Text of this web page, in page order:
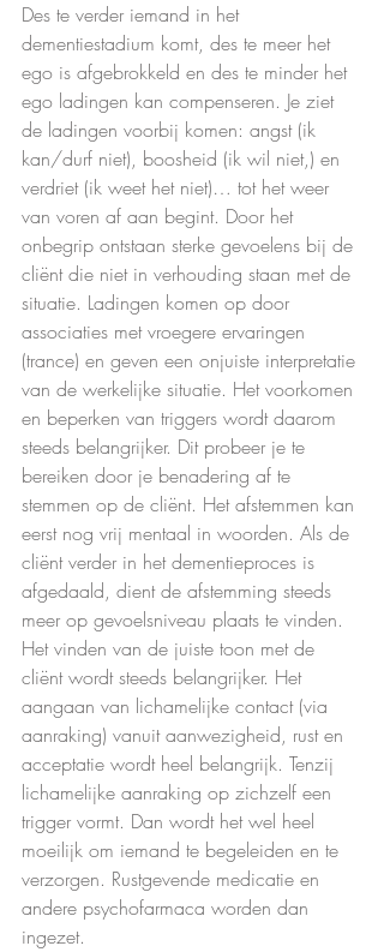
Des te verder iemand in het
dementiestadium komt, des te meer het
ego is afgebrokkeld en des te minder het
ego ladingen kan compenseren. Je ziet
de ladingen voorbij komen: angst (ik
kan/durf niet), boosheid (ik wil niet,) en
verdriet (ik weet het niet)… tot het weer
van voren af aan begint. Door het
onbegrip ontstaan sterke gevoelens bij de
cliënt die niet in verhouding staan met de
situatie. Ladingen komen op door
associaties met vroegere ervaringen
(trance) en geven een onjuiste interpretatie
van de werkelijke situatie. Het voorkomen
en beperken van triggers wordt daarom
steeds belangrijker. Dit probeer je te
bereiken door je benadering af te
stemmen op de cliënt. Het afstemmen kan
eerst nog vrij mentaal in woorden. Als de
cliënt verder in het dementieproces is
afgedaald, dient de afstemming steeds
meer op gevoelsniveau plaats te vinden.
Het vinden van de juiste toon met de
cliënt wordt steeds belangrijker. Het
aangaan van lichamelijke contact (via
aanraking) vanuit aanwezigheid, rust en
acceptatie wordt heel belangrijk. Tenzij
lichamelijke aanraking op zichzelf een
trigger vormt. Dan wordt het wel heel
moeilijk om iemand te begeleiden en te
verzorgen. Rustgevende medicatie en
andere psychofarmaca worden dan
ingezet.